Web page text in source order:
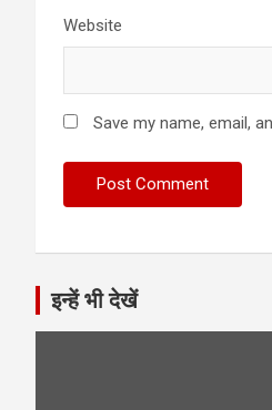
Website
Save my name, email,
इन्हें भी देखें